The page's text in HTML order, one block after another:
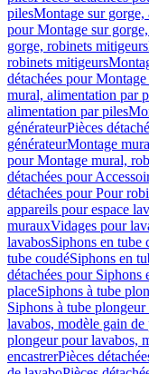
pilesMontage sur gorge,
pour Montage sur
gorge, robinets mitigeurs
robinets mitigeurs
détachées pour
mural, alimentation par
alimentation par piles
générateurPièces
générateurMontage
pour Montage mural,
détachées pour
détachées pour Pour
appareils pour espace
murauxVidages pour
lavabosSiphons en tube
tube coudéSiphons en
détachées pour Siphons
placeSiphons à tube
Siphons à tube
lavabos, modèle gain de
plongeur pour lavabos,
encastrerPièces